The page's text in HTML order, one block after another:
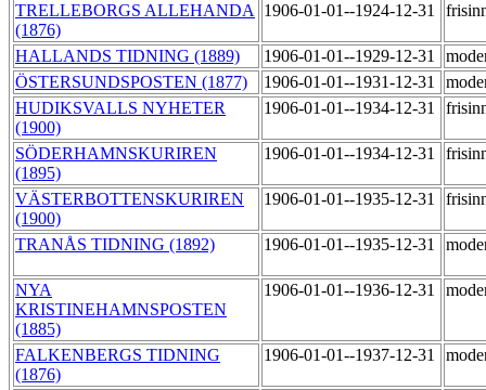
TRELLEBORGS ALLEHANDA
(1876)
1906-01-01--1924-12-31
HALLANDS TIDNING (1889) 1906-01-01--1929-12-31
ÖSTERSUNDSPOSTEN (1877)
1906-01-01--1931-12-31
HUDIKSVALLS NYHETER
(1900)
1906-01-01--1934-12-31
SÖDERHAMNSKURIREN
(1895)
1906-01-01--1934-12-31
VÄSTERBOTTENSKURIREN
(1900)
1906-01-01--1935-12-31
TRANÅS TIDNING (1892) 1906-01-01--1935-12-31
NYA
KRISTINEHAMNSPOSTEN
(1885)
1906-01-01--1936-12-31
FALKENBERGS TIDNING
(1876)
1906-01-01--1937-12-31